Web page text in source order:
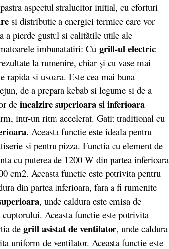
aspectul stralucitor initial, cu eforturi
si distributie a energiei termice care vor
a pierde gustul si calitătile utile ale
imbunatatiri: Cu grill-ul electric
la rumenire, chiar şi cu vase mai
si usoara. Este cea mai buna
de a prepara kebab si legume si de a
de incalzire superioara si inferioara
intr-un ritm accelerat. Gatit traditional cu
. Aceasta functie este ideala pentru
si pentru pizza. Functia cu element de
cu puterea de 1200 W din partea inferioara
cm2. Aceasta functie este potrivita pentru
din partea inferioara, fara a fi rumenite
, unde caldura este emisa de
Aceasta functie este potrivita
de grill asistat de ventilator, unde caldura
uniform de ventilator. Aceasta functie este